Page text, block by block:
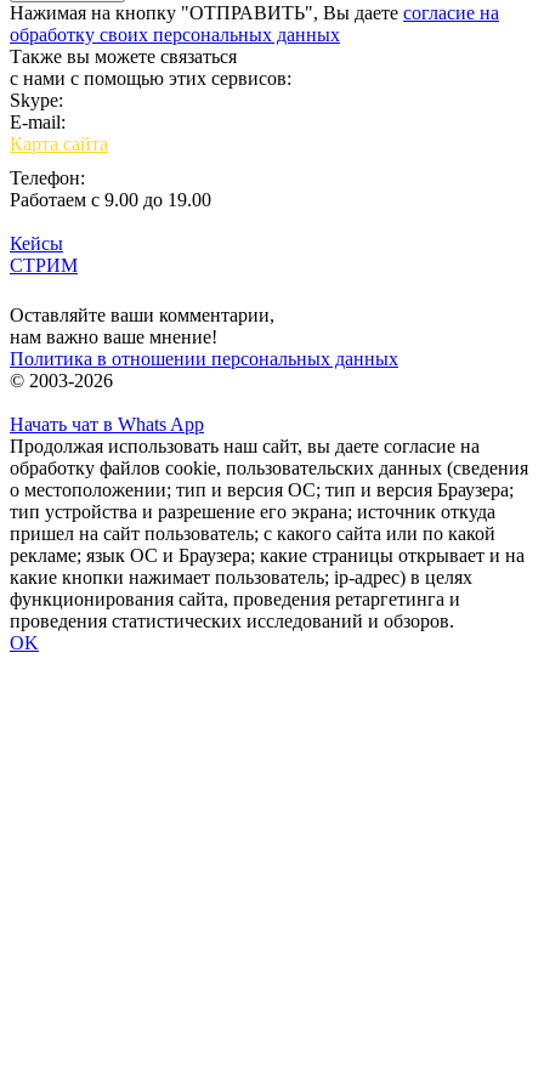
Нажимая на кнопку "ОТПРАВИТЬ", Вы даете согласие на
обработку своих персональных данных
Также вы можете связаться
с нами с помощью этих сервисов:
Skype:
E-mail:
Карта сайта
Телефон:
Работаем с 9.00 до 19.00
Кейсы
СТРИМ
Оставляйте ваши комментарии,
нам важно ваше мнение!
Политика в отношении персональных данных
© 2003-2026
Начать чат в Whats App
Продолжая использовать наш сайт, вы даете согласие на
обработку файлов cookie, пользовательских данных (сведения
о местоположении; тип и версия ОС; тип и версия Браузера;
тип устройства и разрешение его экрана; источник откуда
пришел на сайт пользователь; с какого сайта или по какой
рекламе; язык ОС и Браузера; какие страницы открывает и на
какие кнопки нажимает пользователь; ip-адрес) в целях
функционирования сайта, проведения ретаргетинга и
проведения статистических исследований и обзоров.
OK